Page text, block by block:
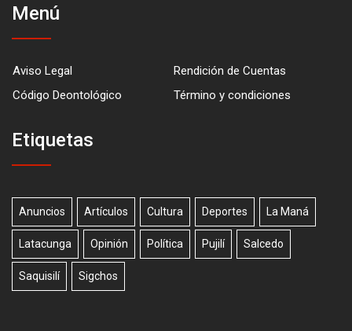
Menú
Aviso Legal
Rendición de Cuentas
Código Deontológico
Término y condiciones
Etiquetas
Anuncios Artículos Cultura Deportes La Maná
Latacunga Opinión Política Pujilí Salcedo
Saquisilí Sigchos